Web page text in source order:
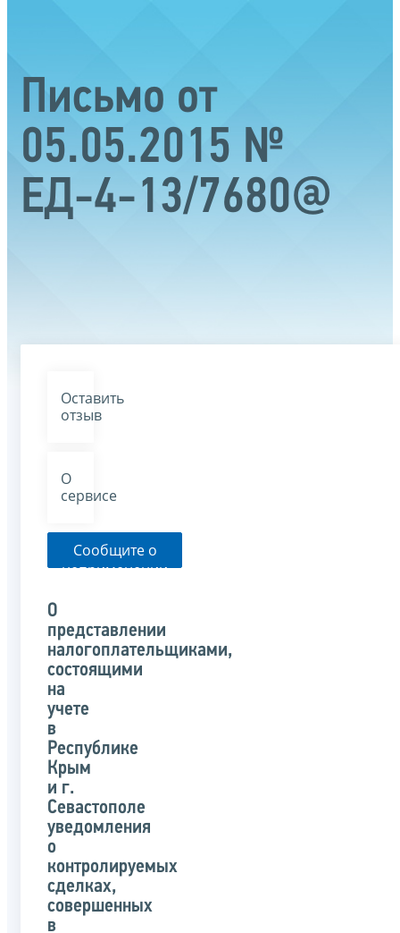
Письмо от
05.05.2015 №
ЕД-4-13/7680@
Оставить
отзыв
О
сервисе
Сообщите о
неприменении
указанного
письма
О
представлении
налогоплательщиками,
состоящими
на
учете
в
Республике
Крым
и г.
Севастополе
уведомления
о
контролируемых
сделках,
совершенных
в